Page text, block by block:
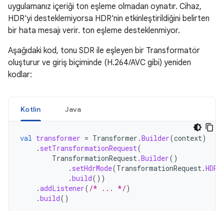
uygulamanız içeriği ton eşleme olmadan oynatır. Cihaz,
HDR'yi desteklemiyorsa HDR'nin etkinleştirildiğini belirten
bir hata mesajı verir. ton eşleme desteklenmiyor.
Aşağıdaki kod, tonu SDR ile eşleyen bir Transformatör
oluşturur ve giriş biçiminde (H.264/AVC gibi) yeniden
kodlar:
Kotlin Java
val transformer = Transformer .Builder(context)
. setTransformationRequest(
TransformationRequest .Builder()
. setHdrMode(TransformationRequest .
.build())
.addListener( /* ... */)
.build()